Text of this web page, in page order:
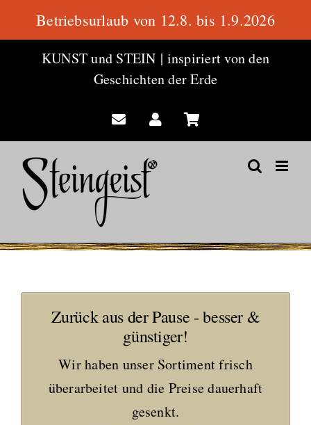
KUNST und STEIN | inspiriert von den
Geschichten der Erde
Zurück aus der Pause - besser &
günstiger!
Wir haben unser Sortiment frisch
überarbeitet und die Preise dauerhaft
gesenkt.
Betriebsurlaub von 12.8. bis 1.9.2026